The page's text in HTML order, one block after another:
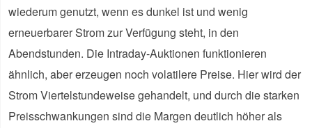
wiederum genutzt, wenn es dunkel ist und wenig
erneuerbarer Strom zur Verfügung steht, in den
Abendstunden. Die Intraday-Auktionen funktionieren
ähnlich, aber erzeugen noch volatilere Preise. Hier wird der
Strom Viertelstundeweise gehandelt, und durch die starken
Preisschwankungen sind die Margen deutlich höher als